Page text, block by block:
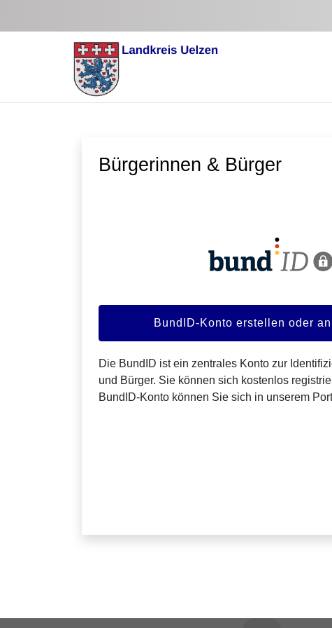
Bürgerinnen & Bürger
BundID-Konto erstellen oder
Die BundID ist ein zentrales Konto zur
und Bürger. Sie können sich kostenlos
BundID-Konto können Sie sich in unserem